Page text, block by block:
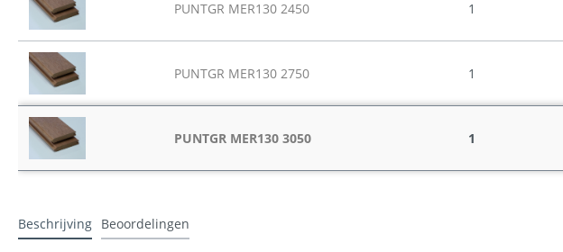
PUNTGR MER130 2450 1
PUNTGR MER130 2750 1
PUNTGR MER130 3050 1
Beschrijving Beoordelingen